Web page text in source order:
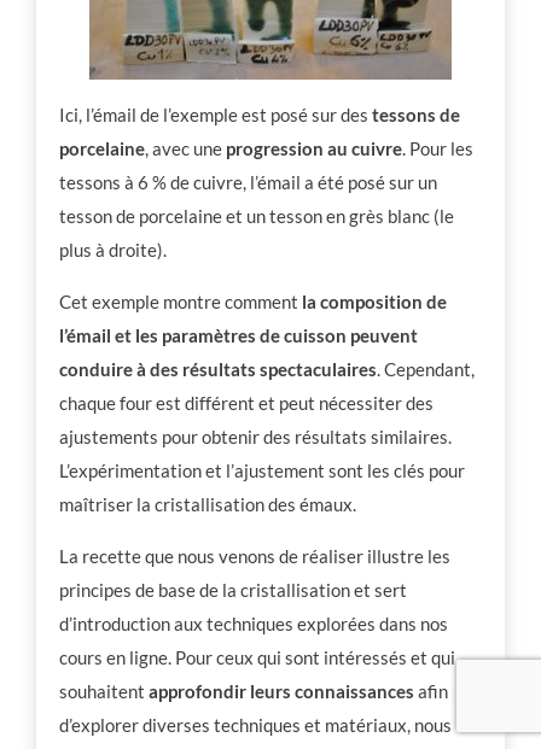
Ici, l’émail de l’exemple est posé sur des tessons de
porcelaine, avec une progression au cuivre. Pour les
tessons à 6 % de cuivre, l’émail a été posé sur un
tesson de porcelaine et un tesson en grès blanc (le
plus à droite).
Cet exemple montre comment la composition de
l’émail et les paramètres de cuisson peuvent
conduire à des résultats spectaculaires. Cependant,
chaque four est différent et peut nécessiter des
ajustements pour obtenir des résultats similaires.
L’expérimentation et l’ajustement sont les clés pour
maîtriser la cristallisation des émaux.
La recette que nous venons de réaliser illustre les
principes de base de la cristallisation et sert
d’introduction aux techniques explorées dans nos
cours en ligne. Pour ceux qui sont intéressés et qui
souhaitentapprofondir leurs connaissances afin
d’explorer diverses techniques et matériaux, nous